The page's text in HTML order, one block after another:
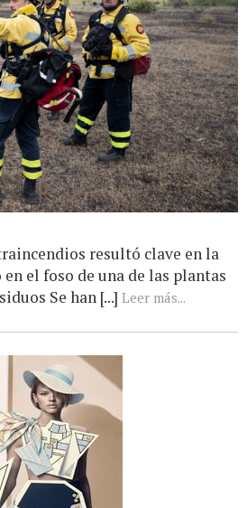
resultó clave en la
el foso de una de las plantas
Se han [...] Leer más...